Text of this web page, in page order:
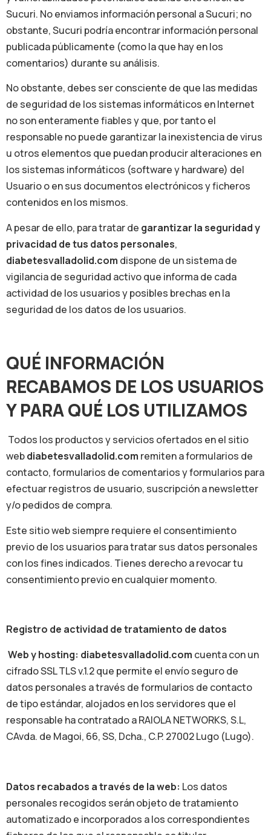
Sucuri. No enviamos información personal a Sucuri; no
obstante, Sucuri podría encontrar información personal
publicada públicamente (como la que hay en los
comentarios) durante su análisis.
No obstante, debes ser consciente de que las medidas
de seguridad de los sistemas informáticos en Internet
no son enteramente fiables y que, por tanto el
responsable no puede garantizar la inexistencia de virus
u otros elementos que puedan producir alteraciones en
los sistemas informáticos (software y hardware) del
Usuario o en sus documentos electrónicos y ficheros
contenidos en los mismos.
A pesar de ello, para tratar de garantizar la seguridad y
privacidad de tus datos personales,
diabetesvalladolid.com dispone de un sistema de
vigilancia de seguridad activo que informa de cada
actividad de los usuarios y posibles brechas en la
seguridad de los datos de los usuarios.
QUÉ INFORMACIÓN
RECABAMOS DE LOS USUARIOS
Y PARA QUÉ LOS UTILIZAMOS
Todos los productos y servicios ofertados en el sitio
webdiabetesvalladolid.com remiten a formularios de
contacto, formularios de comentarios y formularios para
efectuar registros de usuario, suscripción a newsletter
y/o pedidos de compra.
Este sitio web siempre requiere el consentimiento
previo de los usuarios para tratar sus datos personales
con los fines indicados. Tienes derecho a revocar tu
consentimiento previo en cualquier momento.
Registro de actividad de tratamiento de datos
Web y hosting: diabetesvalladolid.com cuenta con un
cifrado SSL TLS v.1.2 que permite el envío seguro de
datos personales a través de formularios de contacto
de tipo estándar, alojados en los servidores que el
responsable ha contratado a RAIOLA NETWORKS, S.L,
CAvda. de Magoi, 66, SS, Dcha., C.P. 27002 Lugo (Lugo).
Datos recabados a través de la web: Los datos
personales recogidos serán objeto de tratamiento
automatizado e incorporados a los correspondientes